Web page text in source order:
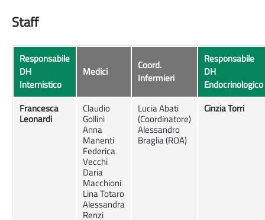
Staff
Responsabile
DH
Internistico
Medici
Coord.
Infermieri
Responsabile
DH
Endocrinologico
Francesca
Leonardi
Claudio
Gollini
Anna
Manenti
Federica
Vecchi
Daria
Macchioni
Lina Totaro
Alessandra
Renzi
Lucia Abati
(Coordinatore)
Alessandro
Braglia (ROA)
Cinzia Torri